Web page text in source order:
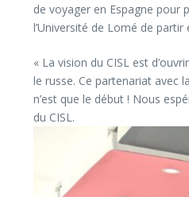
de voyager en Espagne pour
l’Université de Lomé de
« La vision du CISL est
le russe. Ce partenariat avec
n’est que le début ! Nous
du CISL.